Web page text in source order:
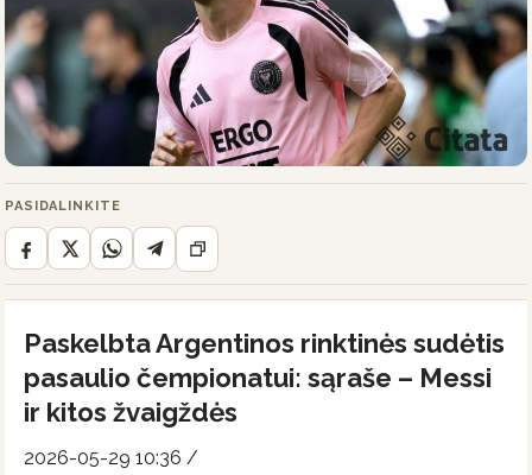
PASIDALINKITE
Paskelbta Argentinos rinktinės sudėtis
pasaulio čempionatui: sąraše – Messi
ir kitos žvaigždės
2026-05-29 10:36 /